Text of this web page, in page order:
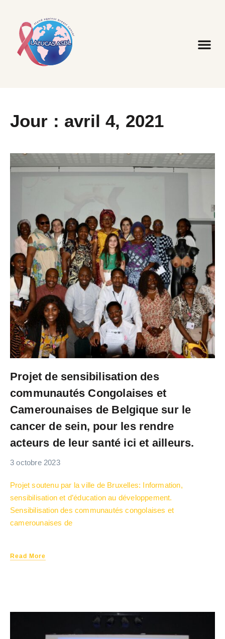
Jour : avril 4, 2021
Projet de sensibilisation des
communautés Congolaises et
Camerounaises de Belgique sur le
cancer de sein, pour les rendre
acteurs de leur santé ici et ailleurs.
3 octobre 2023
Projet soutenu par la ville de Bruxelles: Information,
sensibilisation et d’éducation au développement.
Sensibilisation des communautés congolaises et
camerounaises de
Read More